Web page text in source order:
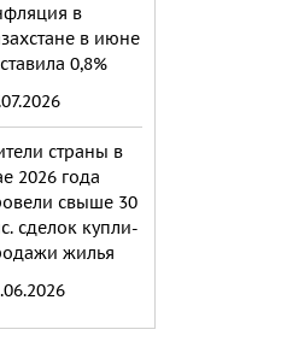
в
в июне
0,8%
страны в
2026 года
свыше 30
сделок купли-
жилья